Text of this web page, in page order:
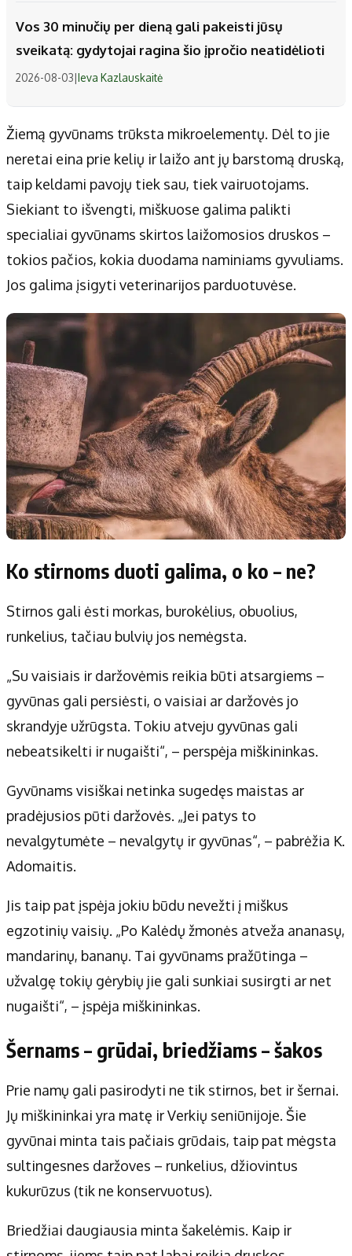
Vos 30 minučių per dieną gali pakeisti jūsų
sveikatą: gydytojai ragina šio įpročio neatidėlioti
2026-08-03|Ieva Kazlauskaitė
Žiemą gyvūnams trūksta mikroelementų. Dėl to jie
neretai eina prie kelių ir laižo ant jų barstomą druską,
taip keldami pavojų tiek sau, tiek vairuotojams.
Siekiant to išvengti, miškuose galima palikti
specialiai gyvūnams skirtos laižomosios druskos –
tokios pačios, kokia duodama naminiams gyvuliams.
Jos galima įsigyti veterinarijos parduotuvėse.
Ko stirnoms duoti galima, o ko – ne?
Stirnos gali ėsti morkas, burokėlius, obuolius,
runkelius, tačiau bulvių jos nemėgsta.
„Su vaisiais ir daržovėmis reikia būti atsargiems –
gyvūnas gali persiėsti, o vaisiai ar daržovės jo
skrandyje užrūgsta. Tokiu atveju gyvūnas gali
nebeatsikelti ir nugaišti“, – perspėja miškininkas.
Gyvūnams visiškai netinka sugedęs maistas ar
pradėjusios pūti daržovės. „Jei patys to
nevalgytumėte – nevalgytų ir gyvūnas“, – pabrėžia K.
Adomaitis.
Jis taip pat įspėja jokiu būdu nevežti į miškus
egzotinių vaisių. „Po Kalėdų žmonės atveža ananasų,
mandarinų, bananų. Tai gyvūnams pražūtinga –
užvalgę tokių gėrybių jie gali sunkiai susirgti ar net
nugaišti“, – įspėja miškininkas.
Šernams – grūdai, briedžiams – šakos
Prie namų gali pasirodyti ne tik stirnos, bet ir šernai.
Jų miškininkai yra matę ir Verkių seniūnijoje. Šie
gyvūnai minta tais pačiais grūdais, taip pat mėgsta
sultingesnes daržoves – runkelius, džiovintus
kukurūzus (tik ne konservuotus).
Briedžiai daugiausia minta šakelėmis. Kaip ir